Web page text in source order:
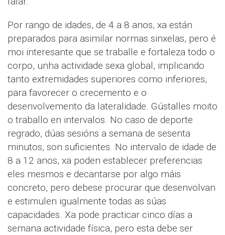
Por rango de idades, de 4 a 8 anos, xa están
preparados para asimilar normas sinxelas, pero é
moi interesante que se traballe e fortaleza todo o
corpo, unha actividade sexa global, implicando
tanto extremidades superiores como inferiores,
para favorecer o crecemento e o
desenvolvemento da lateralidade. Gústalles moito
o traballo en intervalos. No caso de deporte
regrado, dúas sesións a semana de sesenta
minutos, son suficientes. No intervalo de idade de
8 a 12 anos, xa poden establecer preferencias
eles mesmos e decantarse por algo máis
concreto, pero debese procurar que desenvolvan
e estimulen igualmente todas as súas
capacidades. Xa pode practicar cinco días a
semana actividade física, pero esta debe ser